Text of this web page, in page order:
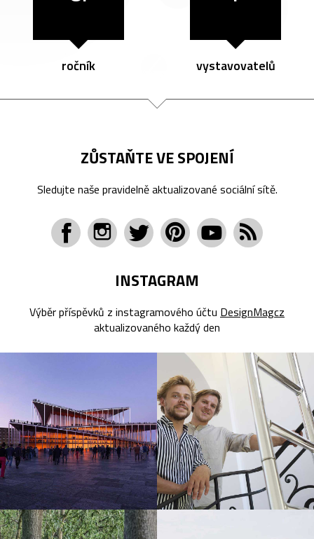
ročník vystavovatelů
ZŮSTAŇTE VE SPOJENÍ
Sledujte naše pravidelně aktualizované sociální sítě.
INSTAGRAM
Výběr příspěvků z instagramového účtu DesignMagcz
aktualizovaného každý den